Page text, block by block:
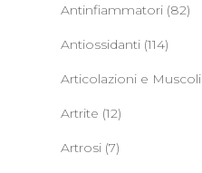
Antinfiammatori (82)
Antiossidanti (114)
Articolazioni e Muscoli
Artrite (12)
Artrosi (7)